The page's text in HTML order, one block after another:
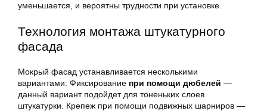
уменьшается, и вероятны трудности при установке.
Технология монтажа штукатурного
фасада
Мокрый фасад устанавливается несколькими
вариантами: Фиксирование при помощи дюбелей —
данный вариант подойдет для тоненьких слоев
штукатурки. Крепеж при помощи подвижных шарниров —